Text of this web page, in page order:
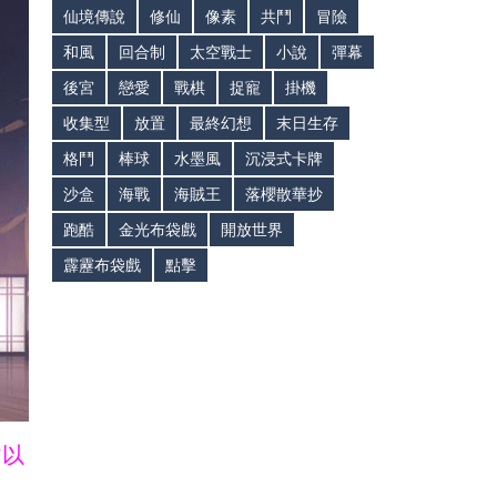
仙境傳說 修仙 像素 共鬥
冒險
和風
回合制 太空戰士 小說
彈幕
後宮
戀愛 戰棋 捉寵
掛機
收集型
放置 最終幻想
末日生存
格鬥
棒球 水墨風
沉浸式卡牌
沙盒
海戰 海賊王
落櫻散華抄
跑酷
金光布袋戲
開放世界
霹靂布袋戲
點擊